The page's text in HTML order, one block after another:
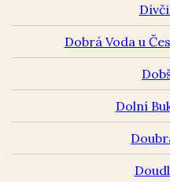
Dobrá Voda u
Dolní